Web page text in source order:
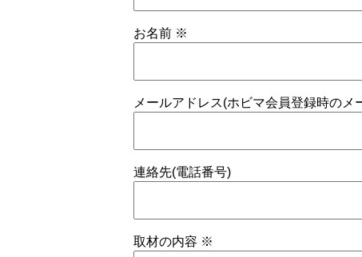
お名前 ※
メールアドレス(ホビマ会員登録時のメ
連絡先(電話番号)
取材の内容 ※